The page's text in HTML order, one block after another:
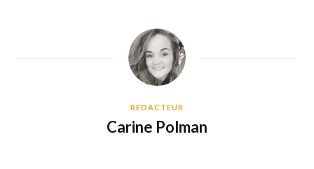
REDACTEUR
Carine Polman